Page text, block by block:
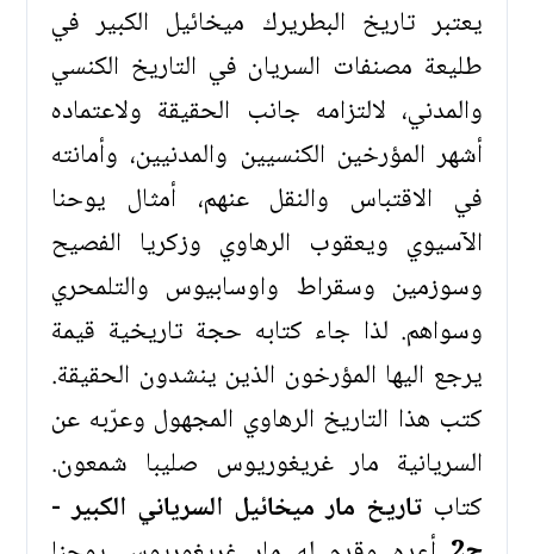
يعتبر تاريخ البطريرك ميخائيل الكبير في
طليعة مصنفات السريان في التاريخ الكنسي
والمدني، لالتزامه جانب الحقيقة ولاعتماده
أشهر المؤرخين الكنسيين والمدنيين، وأمانته
في الاقتباس والنقل عنهم، أمثال يوحنا
الآسيوي ويعقوب الرهاوي وزكريا الفصيح
وسوزمين وسقراط واوسابيوس والتلمحري
وسواهم. لذا جاء كتابه حجة تاريخية قيمة
يرجع اليها المؤرخون الذين ينشدون الحقيقة.
كتب هذا التاريخ الرهاوي المجهول وعرّبه عن
السريانية مار غريغوريوس صليبا شمعون.
كتاب تاريخ مار ميخائيل السرياني الكبير -